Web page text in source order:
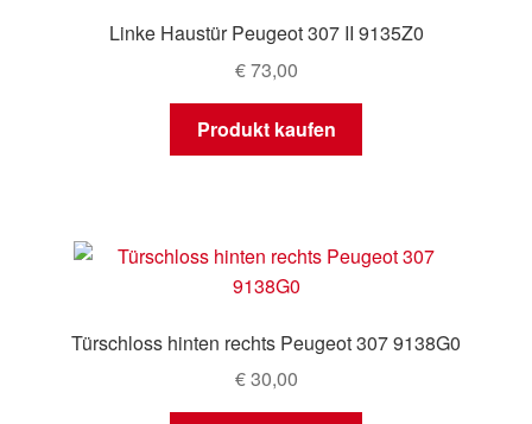
Linke Haustür Peugeot 307 II 9135Z0
€73,00
Produkt kaufen
Türschloss hinten rechts Peugeot 307 9138G0
€30,00